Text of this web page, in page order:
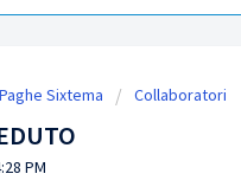
Sixtema Collaboratori
PM